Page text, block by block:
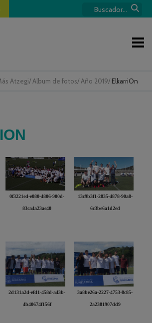
Atzegi/ Album de fotos/ Año 2019/ ElkarriOn
0f3221ed-e080-4806-900d-
83ca4a23ae40
13c9b3f1-2835-4878-90a8-
6c3be6a1d2ed
2d131a2d-efd1-458d-a43b-
4b40674f156f
3a8be26a-2227-4753-8c85-
2a2381907dd9